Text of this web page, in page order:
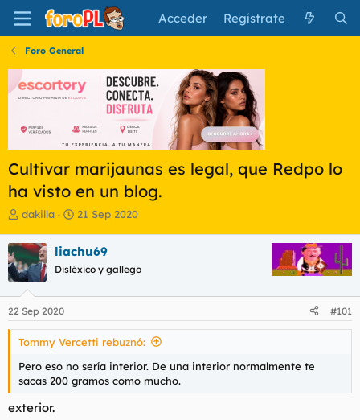
Acceder Regístrate
Foro General
Cultivar marijaunas es legal, que Redpo lo
ha visto en un blog.
I
i
c
i
a
d
o
r
d
t
e
m
dakilla
F
h
a
e
n
i
i
o
21 Sep 2020
liachu69
Disléxico y gallego
22 Sep 2020 #101
Tommy Vercetti rebuznó:
Pero eso no sería interior. De una interior normalmente te
sacas 200 gramos como mucho.
exterior.